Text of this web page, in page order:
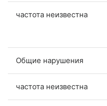
частота неизвестна
Общие нарушения
частота неизвестна